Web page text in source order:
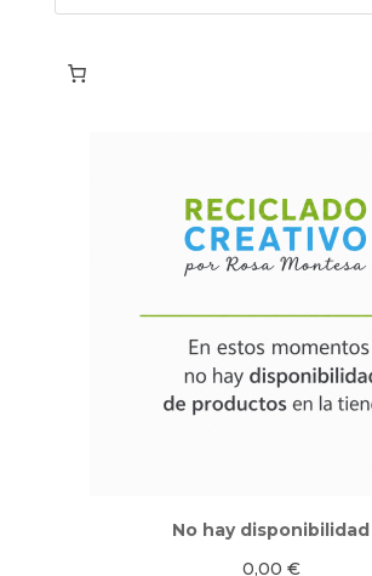
No hay disponibilidad
0,00 €